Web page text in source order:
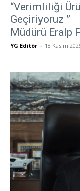
“Verimliliği
Geçiriyoruz ”
Müdürü Eralp
YG Editör - 18 Kasım